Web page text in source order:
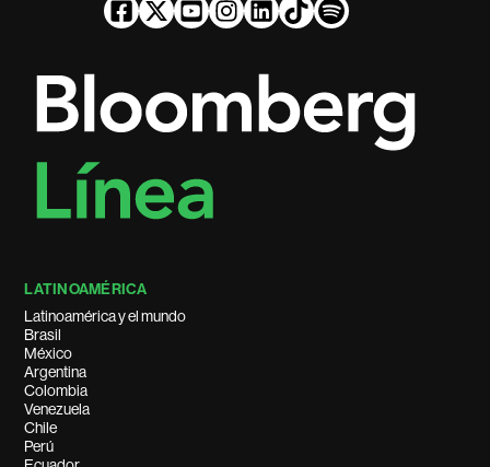
LATINOAMÉRICA
Latinoamérica y el mundo
Brasil
México
Argentina
Colombia
Venezuela
Chile
Perú